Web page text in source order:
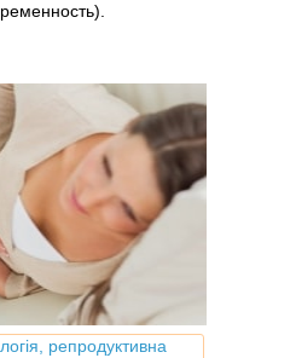
репродуктивна